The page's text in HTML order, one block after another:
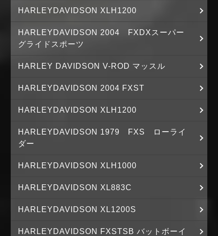
HARLEYDAVIDSON XLH1200
HARLEYDAVIDSON 2004 FXDXスーパー
グライドスポーツ
HARLEY DAVIDSON V-ROD マッスル
HARLEYDAVIDSON 2004 FXST
HARLEYDAVIDSON XLH1200
HARLEYDAVIDSON 1979 FXS ローライ
ダー
HARLEYDAVIDSON XLH1000
HARLEYDAVIDSON XL883C
HARLEYDAVIDSON XL1200S
HARLEYDAVIDSON FXSTSB バットボーイ